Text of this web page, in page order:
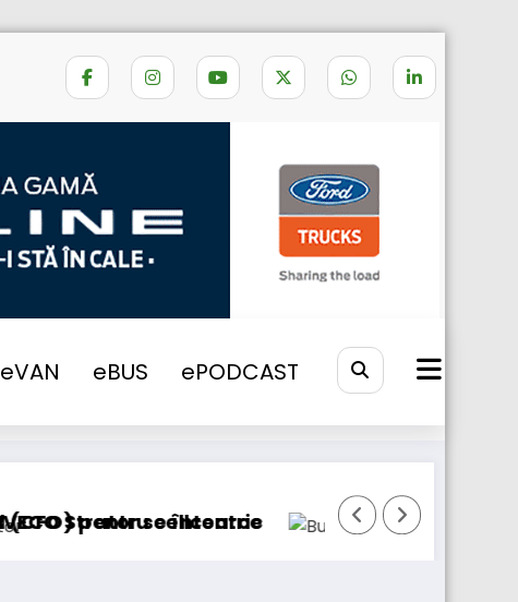
eVAN eBUS ePODCAST
Webasto lansează Cool Top 120-e
BursaTransport/123cargo introduce o nouă